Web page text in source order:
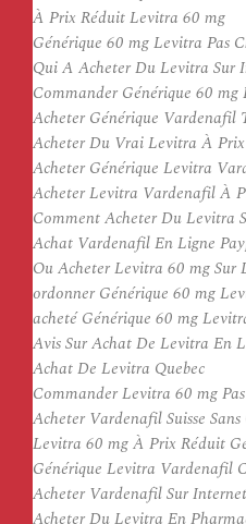
À Prix Réduit Levitra 60 mg
Générique 60 mg Levitra Pas
Qui A Acheter Du Levitra Sur
Commander Générique 60 mg
Acheter Générique Vardenafil
Acheter Du Vrai Levitra À
Acheter Générique Levitra
Acheter Levitra Vardenafil À
Comment Acheter Du Levitra
Achat Vardenafil En Ligne
Ou Acheter Levitra 60 mg Sur
ordonner Générique 60 mg
acheté Générique 60 mg
Avis Sur Achat De Levitra En
Achat De Levitra Quebec
Commander Levitra 60 mg
Acheter Vardenafil Suisse
Levitra 60 mg À Prix Réduit
Générique Levitra Vardenafil
Acheter Vardenafil Sur